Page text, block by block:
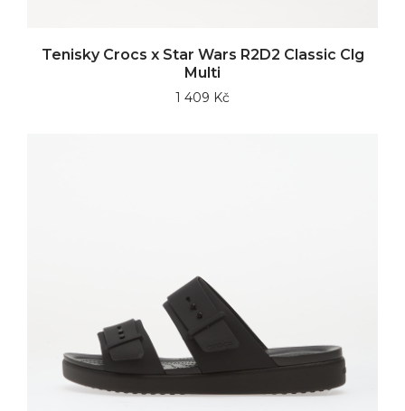
Tenisky Crocs x Star Wars R2D2 Classic Clg
Multi
1 409 Kč